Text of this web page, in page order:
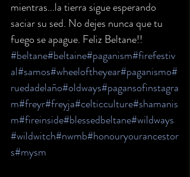
mientras...la tierra sigue esperando
saciar su sed. No dejes nunca que tu
fuego se apague. Feliz Beltane!!
#beltane#beltaine#paganism#firefestiv
al#samos#wheeloftheyear#paganismo#
ruedadelaño#oldways#pagansofinstagra
m#freyr#freyja#celticculture#shamanis
m#fireinside#blessedbeltane#wildways
#wildwitch#nwmb#honouryourancestor
s#mysm